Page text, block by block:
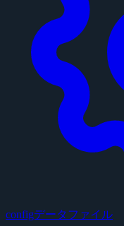
configデータファイル